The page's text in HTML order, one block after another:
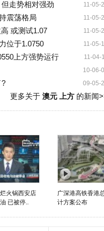
11-05-
走势相对强劲
11-05-
震荡格局
11-05-
或测试1.07
11-05-
位于1.0750
11-04-
上方强势运行
10-06-
09-05-
更多关于 澳元 上方的新闻
火锅西安店
已被停..
广深港高铁香港
计方案公布